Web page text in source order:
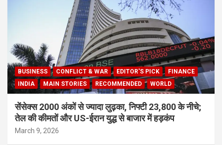
BUSINESS CONFLICT & WAR EDITOR'S PICK
FINANCE
INDIA
MAIN STORIES RECOMMENDED WORLD
सेंसेक्स 2000 अंकों से ज्यादा लुढ़का, निफ्टी 23,800 के नीचे;
तेल की कीमतों और US-ईरान युद्ध से बाजार में हड़कंप
March 9, 2026